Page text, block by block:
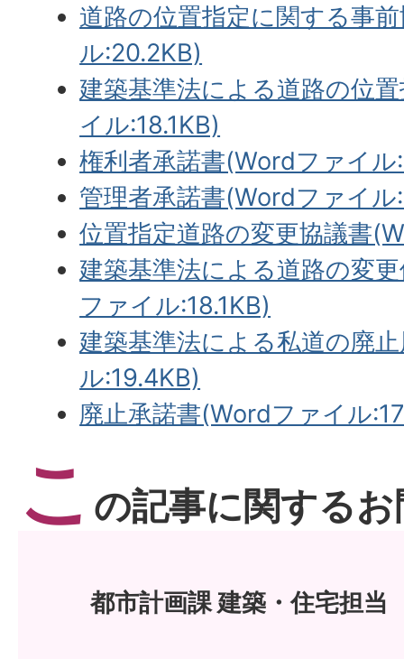
道路の位置指定に関する事
ル:20.2KB)
建築基準法による道路の位
イル:18.1KB)
権利者承諾書(Wordファイル
管理者承諾書(Wordファイル
位置指定道路の変更協議書
建築基準法による道路の変
ファイル:18.1KB)
建築基準法による私道の廃
ル:19.4KB)
廃止承諾書(Wordファイル
こ の記事に関する
都市計画課 建築・住宅担当